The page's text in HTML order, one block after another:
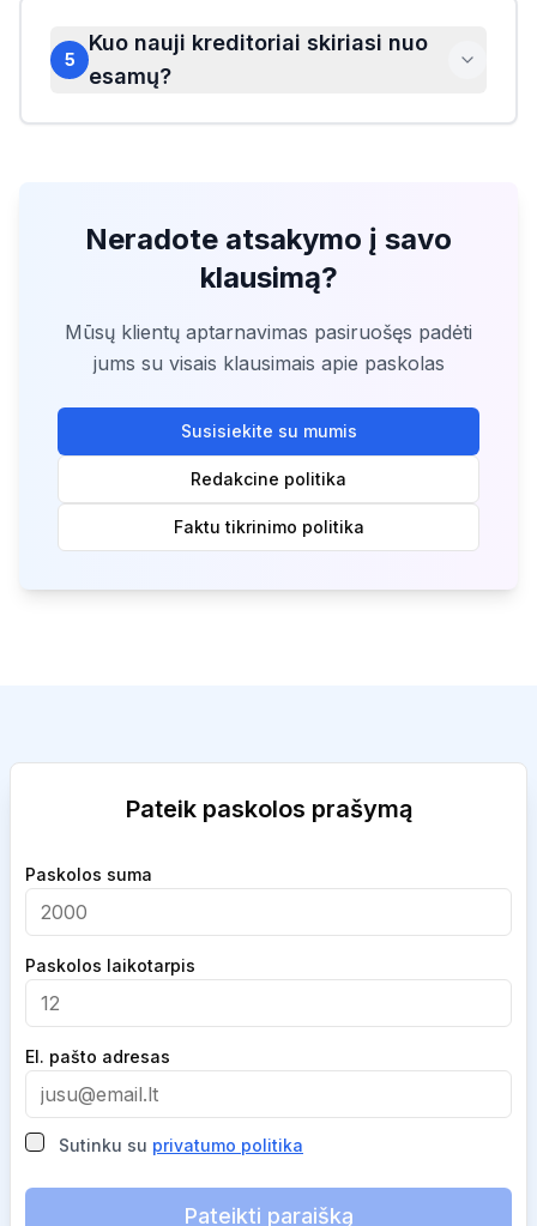
5
Kuo nauji kreditoriai skiriasi nuo
esamų?
Neradote atsakymo į savo
klausimą?
Mūsų klientų aptarnavimas pasiruošęs padėti
jums su visais klausimais apie paskolas
Susisiekite su mumis
Redakcine politika
Faktu tikrinimo politika
Pateik paskolos prašymą
Company
Paskolos suma
Paskolos laikotarpis
El. pašto adresas
Sutinku su privatumo politika
Pateikti paraišką